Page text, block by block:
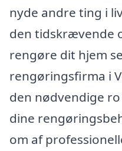
nyde andre ting i
den tidskrævende
rengøre dit hjem
rengøringsfirma i
den nødvendige
dine
om af